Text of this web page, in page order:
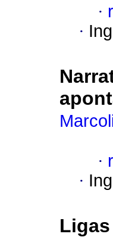
·
·
·
·